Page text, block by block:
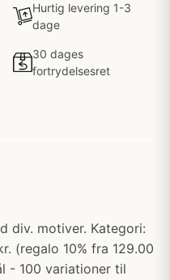
Hurtig levering 1-3
dage
30 dages
fortrydelsesret
div. motiver. Kategori:
(regalo 10% fra 129.00
- 100 variationer til